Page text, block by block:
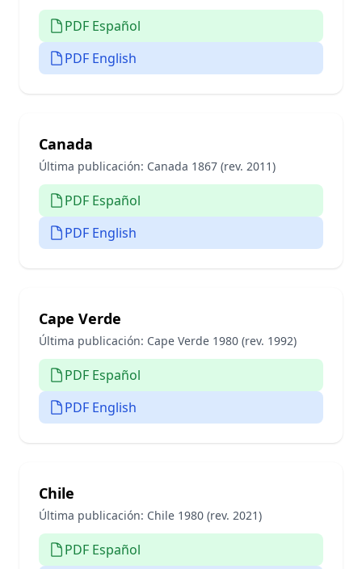
PDF Español
PDF English
Canada
Última publicación: Canada 1867 (rev. 2011)
PDF Español
PDF English
Cape Verde
Última publicación: Cape Verde 1980 (rev. 1992)
PDF Español
PDF English
Chile
Última publicación: Chile 1980 (rev. 2021)
PDF Español